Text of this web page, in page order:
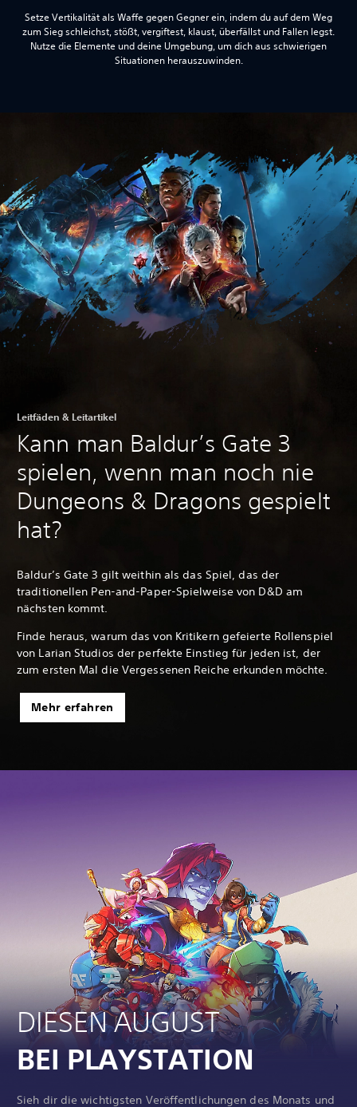
Setze Vertikalität als Waffe gegen Gegner ein, indem du auf dem Weg
zum Sieg schleichst, stößt, vergiftest, klaust, überfällst und Fallen legst.
Nutze die Elemente und deine Umgebung, um dich aus schwierigen
Situationen herauszuwinden.
Leitfäden & Leitartikel
Kann man Baldur’s Gate 3
spielen, wenn man noch nie
Dungeons & Dragons gespielt
hat?
Baldur’s Gate 3 gilt weithin als das Spiel, das der
traditionellen Pen-and-Paper-Spielweise von D&D am
nächsten kommt.
Finde heraus, warum das von Kritikern gefeierte Rollenspiel
von Larian Studios der perfekte Einstieg für jeden ist, der
zum ersten Mal die Vergessenen Reiche erkunden möchte.
Mehr erfahren
DIESEN AUGUST
BEI PLAYSTATION
Sieh dir die wichtigsten Veröffentlichungen des Monats und